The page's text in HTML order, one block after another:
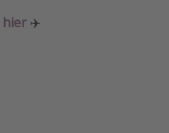
hier ✈️